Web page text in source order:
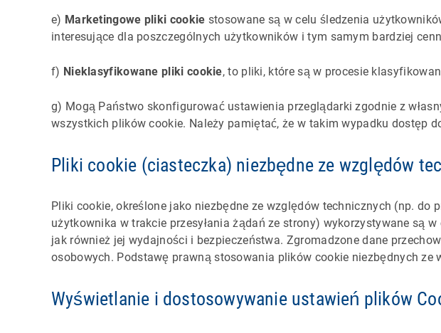
e) Marketingowe pliki cookie stosowane są w celu śledzenia
interesujące dla poszczególnych użytkowników i tym samym bardziej
f) Nieklasyfikowane pliki cookie, to pliki, które są w procesie
g) Mogą Państwo skonfigurować ustawienia przeglądarki zgodnie z
wszystkich plików cookie. Należy pamiętać, że w takim wypadku dostęp
Pliki cookie (ciasteczka) niezbędne ze względów
Pliki cookie, określone jako niezbędne ze względów technicznych (np.
użytkownika w trakcie przesyłania żądań ze strony) wykorzystywane są
jak również jej wydajności i bezpieczeństwa. Zgromadzone dane
osobowych. Podstawę prawną stosowania plików cookie niezbędnych ze
Wyświetlanie i dostosowywanie ustawień plików